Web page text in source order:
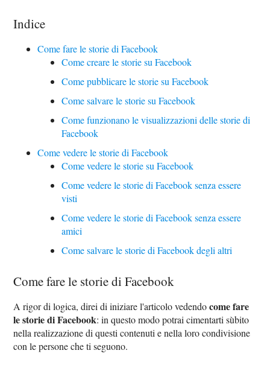
Indice
Come fare le storie di Facebook
Come creare le storie su Facebook
Come pubblicare le storie su Facebook
Come salvare le storie su Facebook
Come funzionano le visualizzazioni delle storie di
Facebook
Come vedere le storie di Facebook
Come vedere le storie su Facebook
Come vedere le storie di Facebook senza essere
visti
Come vedere le storie di Facebook senza essere
amici
Come salvare le storie di Facebook degli altri
Come fare le storie di Facebook
A rigor di logica, direi di iniziare l'articolo vedendocome fare
le storie di Facebook: in questo modo potrai cimentarti sùbito
nella realizzazione di questi contenuti e nella loro condivisione
con le persone che ti seguono.